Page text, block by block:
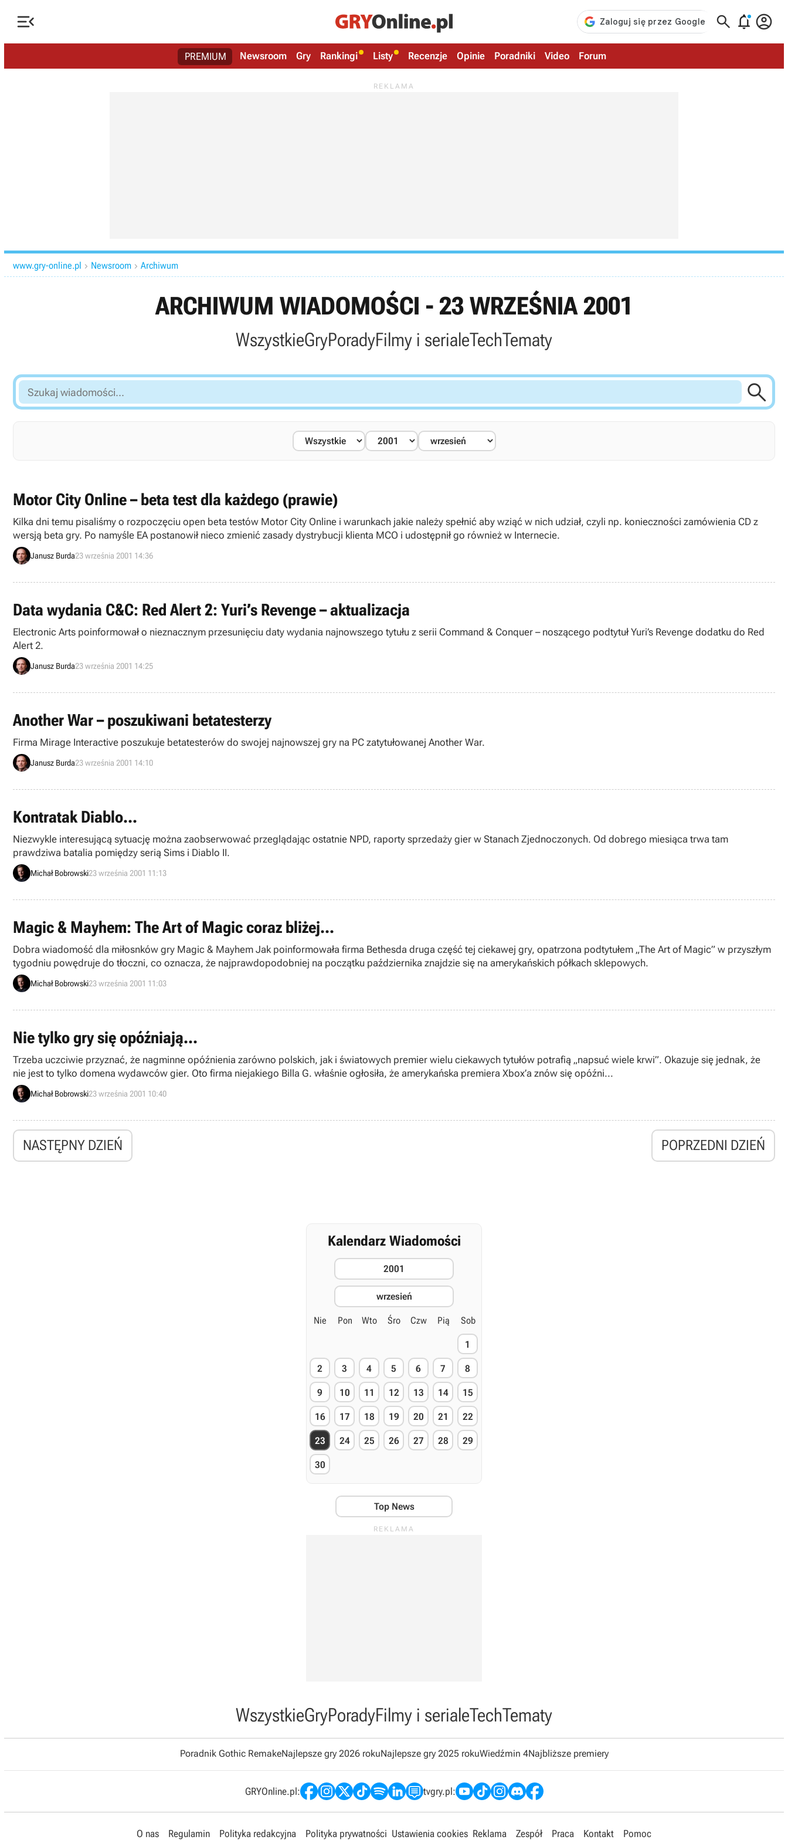
   
PREMIUM Newsroom Gry Rankingi Listy Recenzje Opinie Poradniki Video Forum
www.gry-online.pl  Newsroom  Archiwum
ARCHIWUM WIADOMOŚCI - 23 WRZEŚNIA 2001
WszystkieGryPoradyFilmy i serialeTechTematy
Szukaj
wiadomości...

Motor City Online – beta test dla każdego (prawie)
Kilka dni temu pisaliśmy o rozpoczęciu open beta testów Motor City Online i warunkach jakie należy spełnić aby wziąć w nich udział, czyli np. konieczności zamówienia CD z
wersją beta gry. Po namyśle EA postanowił nieco zmienić zasady dystrybucji klienta MCO i udostępnił go również w Internecie.
Janusz Burda23 września 2001 14:36
Data wydania C&C: Red Alert 2: Yuri’s Revenge – aktualizacja
Electronic Arts poinformował o nieznacznym przesunięciu daty wydania najnowszego tytułu z serii Command & Conquer – noszącego podtytuł Yuri’s Revenge dodatku do Red
Alert 2.
Janusz Burda23 września 2001 14:25
Another War – poszukiwani betatesterzy
Firma Mirage Interactive poszukuje betatesterów do swojej najnowszej gry na PC zatytułowanej Another War.
Janusz Burda23 września 2001 14:10
Kontratak Diablo...
Niezwykle interesującą sytuację można zaobserwować przeglądając ostatnie NPD, raporty sprzedaży gier w Stanach Zjednoczonych. Od dobrego miesiąca trwa tam
prawdziwa batalia pomiędzy serią Sims i Diablo II.
Michał Bobrowski23 września 2001 11:13
Magic & Mayhem: The Art of Magic coraz bliżej...
Dobra wiadomość dla miłosnków gry Magic & Mayhem Jak poinformowała firma Bethesda druga część tej ciekawej gry, opatrzona podtytułem „The Art of Magic” w przyszłym
tygodniu powędruje do tłoczni, co oznacza, że najprawdopodobniej na początku października znajdzie się na amerykańskich półkach sklepowych.
Michał Bobrowski23 września 2001 11:03
Nie tylko gry się opóźniają...
Trzeba uczciwie przyznać, że nagminne opóźnienia zarówno polskich, jak i światowych premier wielu ciekawych tytułów potrafią „napsuć wiele krwi”. Okazuje się jednak, że
nie jest to tylko domena wydawców gier. Oto firma niejakiego Billa G. właśnie ogłosiła, że amerykańska premiera Xbox’a znów się opóźni...
Michał Bobrowski23 września 2001 10:40
NASTĘPNY DZIEŃ POPRZEDNI DZIEŃ
Kalendarz Wiadomości
2001
wrzesień
Nie Pon Wto Śro Czw Pią Sob
1
2 3 4 5 6 7 8
9 10 11 12 13 14 15
16 17 18 19 20 21 22
23 24 25 26 27 28 29
30
Top News
WszystkieGryPoradyFilmy i serialeTechTematy
Poradnik Gothic RemakeNajlepsze gry 2026 rokuNajlepsze gry 2025 rokuWiedźmin 4Najbliższe premiery
GRYOnline.pl: tvgry.pl:
O nas Regulamin Polityka redakcyjna Polityka prywatności Ustawienia cookies Reklama Zespół Praca Kontakt Pomoc